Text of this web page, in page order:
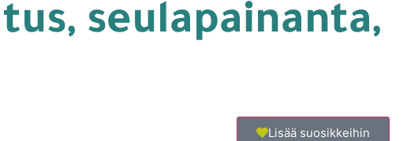
seulapainanta,
Lisää suosikkeihin